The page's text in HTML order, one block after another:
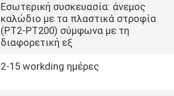
Εσωτερική συσκευασία: άνεμος
καλώδιο με τα πλαστικά στροφία
(PT2-PT200) σύμφωνα με τη
διαφορετική εξ
2-15 workding ημέρες